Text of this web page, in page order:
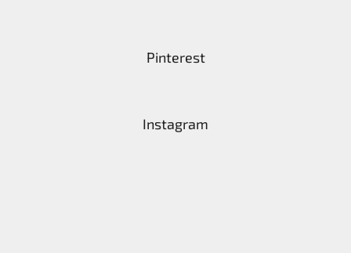
Pinterest
Instagram